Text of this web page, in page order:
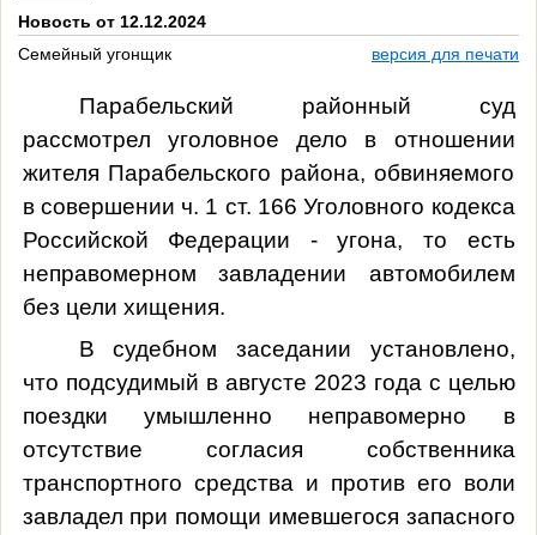
Новость от 12.12.2024
Семейный угонщик
версия для печати
Парабельский районный суд
рассмотрел уголовное дело в отношении
жителя Парабельского района, обвиняемого
в совершении ч. 1 ст. 166 Уголовного кодекса
Российской Федерации -угона, то есть
неправомерном завладении автомобилем
без цели хищения.
В судебном заседании установлено,
что подсудимый в августе 2023 года с целью
поездки умышленно неправомерно в
отсутствие согласия собственника
транспортного средства и против его воли
завладел при помощи имевшегося запасного